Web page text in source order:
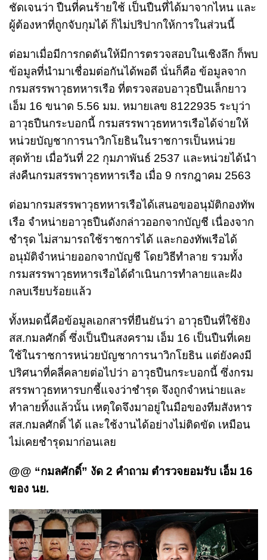
ชัดเจนว่า ปืนที่คนร้ายใช้ เป็นปืนที่ได้มาจากไหน และ
ผู้ต้องหาที่ถูกจับกุมได้ ก็ไม่ปริปากให้การในส่วนนี้
ต่อมาเมื่อมีการกดดันให้มีการตรวจสอบในเชิงลึก ก็พบ
ข้อมูลที่นำมาเชื่อมต่อกันได้พอดี นั่นก็คือ ข้อมูลจาก
กรมสรรพาวุธทหารเรือ ที่ตรวจสอบอาวุธปืนเล็กยาว
เอ็ม 16 ขนาด 5.56 มม. หมายเลข 8122935 ระบุว่า
อาวุธปืนกระบอกนี้ กรมสรรพาวุธทหารเรือได้จ่ายให้
หน่วยบัญชาการนาวิกโยธินในราชการเป็นหน่วย
สุดท้าย เมื่อวันที่ 22 กุมภาพันธ์ 2537 และหน่วยได้นำ
ส่งคืนกรมสรรพาวุธทหารเรือ เมื่อ 9 กรกฎาคม 2563
ต่อมากรมสรรพาวุธทหารเรือได้เสนอขออนุมัติกองทัพ
เรือ จำหน่ายอาวุธปืนดังกล่าวออกจากบัญชี เนื่องจาก
ชำรุด ไม่สามารถใช้ราชการได้ และกองทัพเรือได้
อนุมัติจำหน่ายออกจากบัญชี โดยวิธีทำลาย รวมทั้ง
กรมสรรพาวุธทหารเรือได้ดำเนินการทำลายและฝัง
กลบเรียบร้อยแล้ว
ทั้งหมดนี้คือข้อมูลเอกสารที่ยืนยันว่า อาวุธปืนที่ใช้ยิง
สส.กมลศักดิ์ ซึ่งเป็นปืนสงคราม เอ็ม 16 เป็นปืนที่เคย
ใช้ในราชการหน่วยบัญชาการนาวิกโยธิน แต่ยังคงมี
ปริศนาที่คลี่คลายต่อไปว่า อาวุธปืนกระบอกนี้ ซึ่งกรม
สรรพาวุธทหารบกชี้แจงว่าชำรุด จึงถูกจำหน่ายและ
ทำลายทิ้งแล้วนั้น เหตุใดจึงมาอยู่ในมือของทีมสังหาร
สส.กมลศักดิ์ ได้ และใช้งานได้อย่างไม่ติดขัด เหมือน
ไม่เคยชำรุดมาก่อนเลย
@@ “กมลศักดิ์” งัด 2 คำถาม ตำรวจยอมรับ เอ็ม 16
ของ นย.